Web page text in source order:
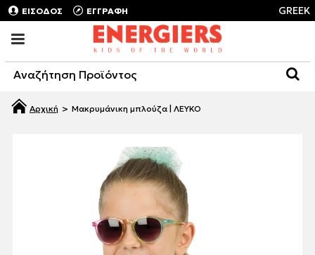
ΕΙΣΟΔΟΣ ΕΓΓΡΑΦΗ GREEK
Μακρυμάνικη μπλούζα | ΛΕΥΚΟ